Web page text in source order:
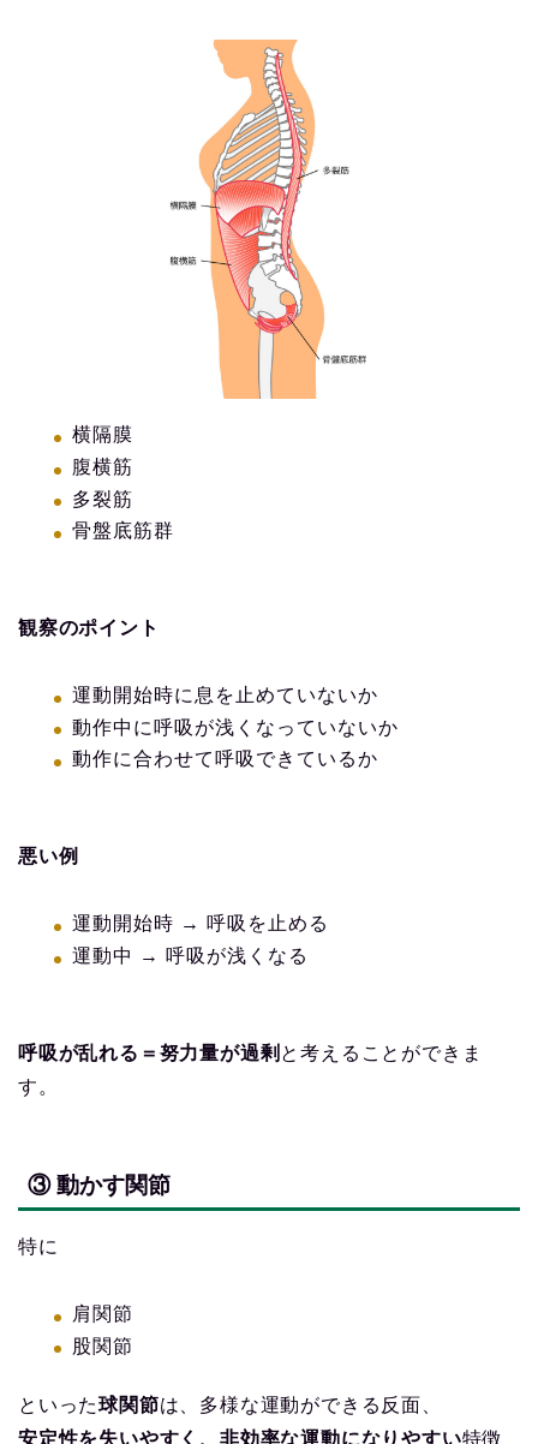
横隔膜
腹横筋
多裂筋
骨盤底筋群
観察のポイント
運動開始時に息を止めていないか
動作中に呼吸が浅くなっていないか
動作に合わせて呼吸できているか
悪い例
運動開始時 → 呼吸を止める
運動中 → 呼吸が浅くなる
呼吸が乱れる＝努力量が過剰 と考えることができま
す。
③ 動かす関節
特に
肩関節
股関節
といった球関節は、多様な運動ができる反面、
安定性を失いやすく、非効率な運動になりやすい特徴